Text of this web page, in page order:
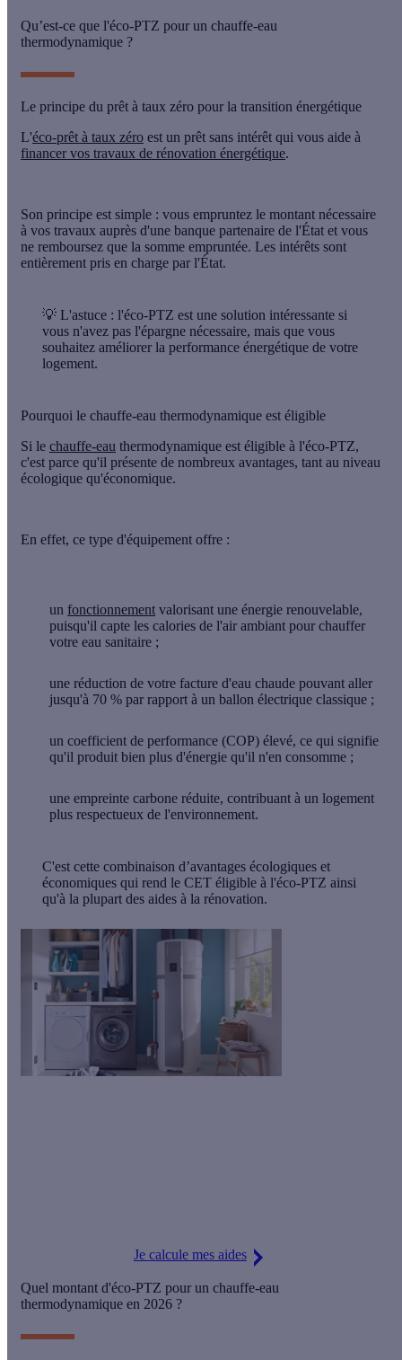
Qu’est-ce que l'éco-PTZ pour un chauffe-eau
thermodynamique ?
Le principe du prêt à taux zéro pour la transition énergétique
L'éco-prêt à taux zéro est un prêt sans intérêt qui vous aide à
financer vos travaux de rénovation énergétique.
Son principe est simple : vous empruntez le montant nécessaire
à vos travaux auprès d'une banque partenaire de l'État et vous
ne remboursez que la somme empruntée. Les intérêts sont
entièrement pris en charge par l'État.
💡 L'astuce : l'éco-PTZ est une solution intéressante si
vous n'avez pas l'épargne nécessaire, mais que vous
souhaitez améliorer la performance énergétique de votre
logement.
Pourquoi le chauffe-eau thermodynamique est éligible
Si le chauffe-eau thermodynamique est éligible à l'éco-PTZ,
c'est parce qu'il présente de nombreux avantages, tant au niveau
écologique qu'économique.
En effet, ce type d'équipement offre :
un fonctionnement valorisant une énergie renouvelable,
puisqu'il capte les calories de l'air ambiant pour chauffer
votre eau sanitaire ;
une réduction de votre facture d'eau chaude pouvant aller
jusqu'à 70 % par rapport à un ballon électrique classique ;
un coefficient de performance (COP) élevé, ce qui signifie
qu'il produit bien plus d'énergie qu'il n'en consomme ;
une empreinte carbone réduite, contribuant à un logement
plus respectueux de l'environnement.
C'est cette combinaison d’avantages écologiques et
économiques qui rend le CET éligible à l'éco-PTZ ainsi
qu'à la plupart des aides à la rénovation.
Je calcule mes aides
Quel montant d'éco-PTZ pour un chauffe-eau
thermodynamique en 2026 ?